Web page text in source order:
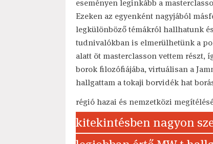
eseményen leginkább a
Ezeken az egyenként nagyjából
legkülönböző témákról hallhatunk
tudnivalókban is elmerülhetünk a
alatt öt masterclasson vettem részt,
borok filozófiájába, virtuálisan a
hallgattam a tokaji borvidék hat
régió hazai és nemzetközi
kitekintésben nagyon